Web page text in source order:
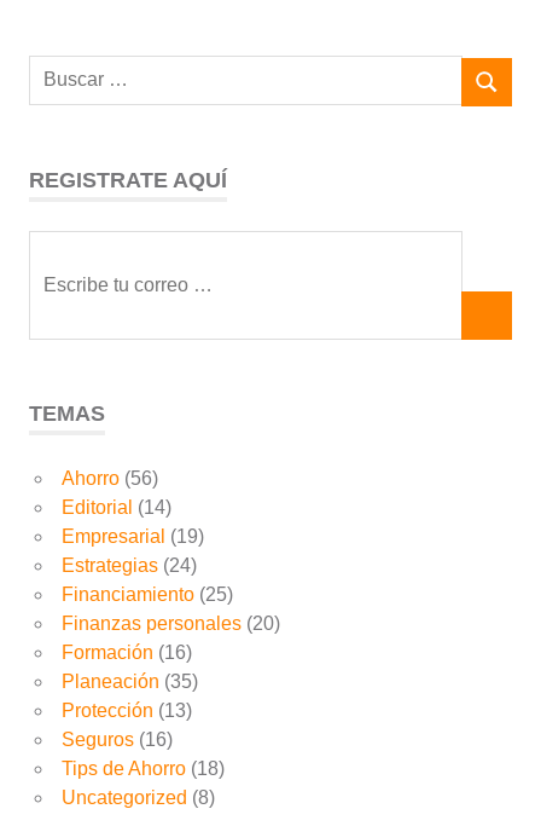
REGISTRATE AQUÍ
TEMAS
Ahorro(56)
Editorial (14)
Empresarial (19)
Estrategias(24)
Financiamiento(25)
Finanzas personales(20)
Formación (16)
Planeación (35)
Protección (13)
Seguros(16)
Tips de Ahorro(18)
Uncategorized (8)